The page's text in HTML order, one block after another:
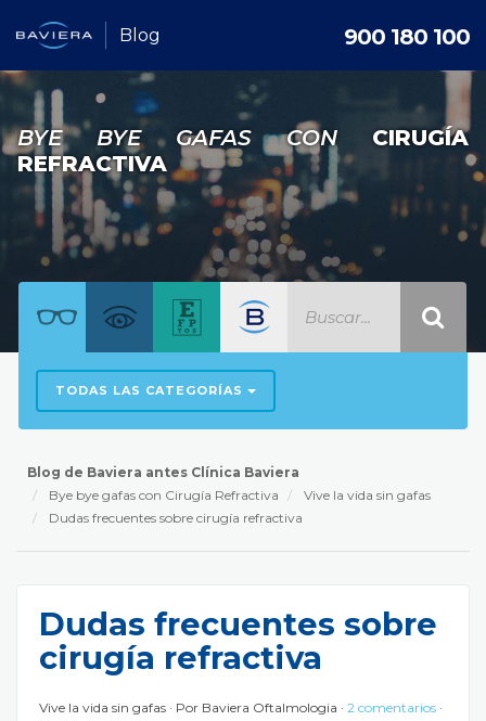
Blog 900 180 100
BYE BYE GAFAS CON CIRUGÍA
REFRACTIVA
TODAS LAS CATEGORÍAS
Blog de Baviera antes Clínica Baviera
Bye bye gafas con Cirugía Refractiva
Vive la vida sin gafas
Dudas frecuentes sobre cirugía refractiva
Dudas frecuentes sobre
cirugía refractiva
Vive la vida sin gafas Por Baviera Oftalmologia
2 comentarios